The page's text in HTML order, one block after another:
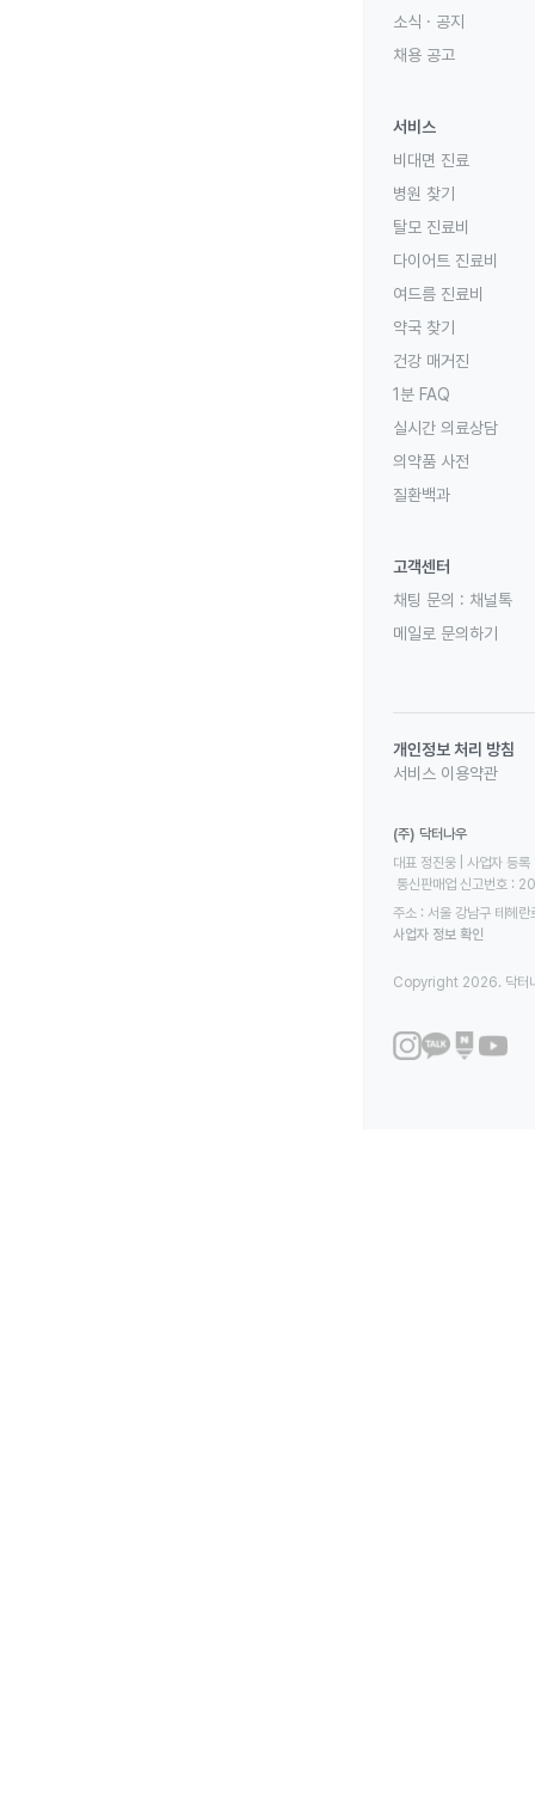
소식 · 공지
채용 공고
서비스
비대면 진료
병원 찾기
탈모 진료비
다이어트 진료비
여드름 진료비
약국 찾기
건강 매거진
1분 FAQ
실시간 의료상담
의약품 사전
질환백과
고객센터
채팅 문의 : 채널톡
메일로 문의하기
개인정보 처리 방침
서비스 이용약관
(주) 닥터나우
대표 정진웅 | 사업자
통신판매업 신고번호
주소 : 서울 강남구 테헤
사업자 정보 확인
Copyright 2026. 닥터